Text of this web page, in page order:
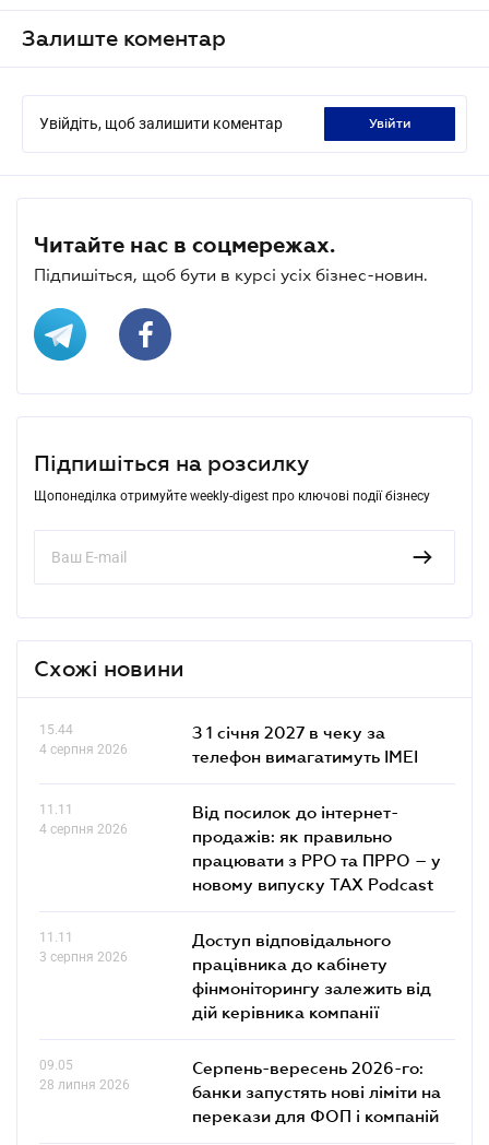
Залиште коментар
Увійдіть, щоб залишити коментар увійти
Читайте нас в соцмережах.
Підпишіться, щоб бути в курсі усіх бізнес-новин.
Підпишіться на розсилку
Щопонеділка отримуйте weekly-digest про ключові події бізнесу
Схожі новини
15.44
4 серпня 2026
З 1 січня 2027 в чеку за
телефон вимагатимуть IMEI
11.11
4 серпня 2026
Від посилок до інтернет-
продажів: як правильно
працювати з РРО та ПРРО – у
новому випуску TAX Podcast
11.11
3 серпня 2026
Доступ відповідального
працівника до кабінету
фінмоніторингу залежить від
дій керівника компанії
09.05
28 липня 2026
Серпень-вересень 2026-го:
банки запустять нові ліміти на
перекази для ФОП і компаній